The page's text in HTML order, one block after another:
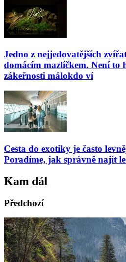
Jedno z nejjedovatějších
domácím mazlíčkem. Není to
zákeřnosti málokdo ví
Cesta do exotiky je často
Poradíme, jak správně najít
Kam dál
Předchozí